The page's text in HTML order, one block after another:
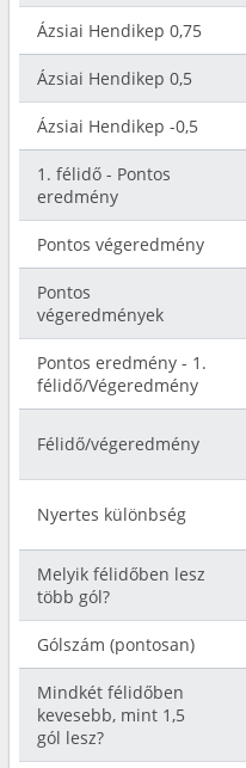
Ázsiai Hendikep 0,75
Ázsiai Hendikep 0,5
Ázsiai Hendikep -0,5
1. félidő - Pontos
eredmény
Pontos végeredmény
Pontos
végeredmények
Pontos eredmény - 1.
félidő/Végeredmény
Félidő/végeredmény
Nyertes különbség
Melyik félidőben lesz
több gól?
Gólszám (pontosan)
Mindkét félidőben
kevesebb, mint 1,5
gól lesz?